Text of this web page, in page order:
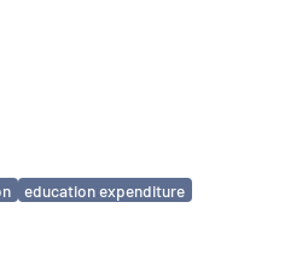
education expenditure